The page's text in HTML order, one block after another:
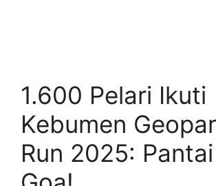
1.600 Pelari Ikuti
Kebumen
Run 2025: